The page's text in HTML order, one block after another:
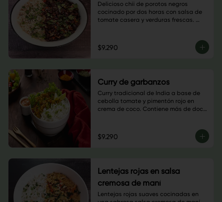
Delicioso chii de porotos negros
cocinado por dos horas con salsa de
tomate casera y verduras frescas.
$9.290
Curry de garbanzos
Curry tradicional de India a base de
cebolla tomate y pimentón rojo en
crema de coco. Contiene más de doce
$9.290
Lentejas rojas en salsa
cremosa de maní
Lentejas rojas suaves cocinadas en